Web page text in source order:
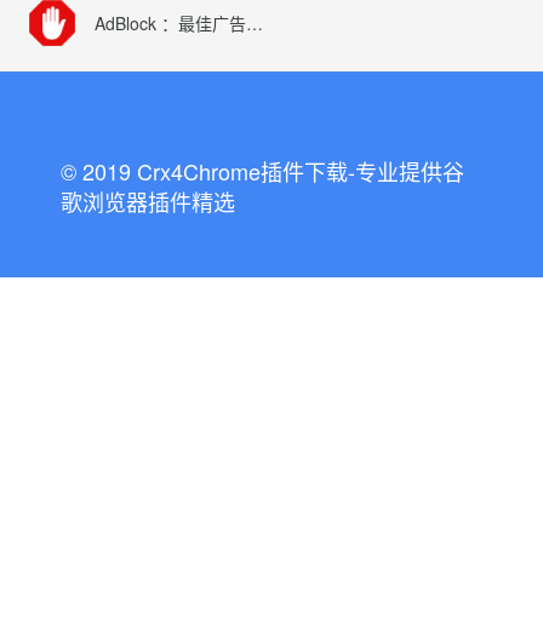
AdBlock ：最佳广告拦截工具
© 2019 Crx4Chrome插件下载-专业提供谷
歌浏览器插件精选